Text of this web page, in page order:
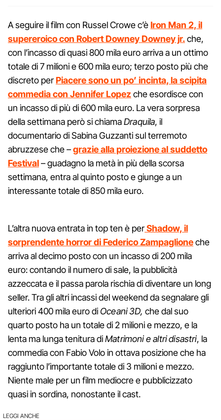
A seguire il film con Russel Crowe c’èIron Man 2, il
supereroico con Robert Downey Downey jr.che,
con l’incasso di quasi 800 mila euro arriva a un ottimo
totale di 7 milioni e 600 mila euro; terzo posto più che
discreto perPiacere sono un po’ incinta, la scipita
commedia con Jennifer Lopez che esordisce con
un incasso di più di 600 mila euro. La vera sorpresa
della settimana però si chiamaDraquila, il
documentario di Sabina Guzzanti sul terremoto
abruzzese che –grazie alla proiezione al suddetto
Festival– guadagno la metà in più della scorsa
settimana, entra al quinto posto e giunge a un
interessante totale di 850 mila euro.
L’altra nuova entrata in top ten è perShadow, il
sorprendente horror di Federico Zampaglioneche
arriva al decimo posto con un incasso di 200 mila
euro: contando il numero di sale, la pubblicità
azzeccata e il passa parola rischia di diventare un long
seller. Tra gli altri incassi del weekend da segnalare gli
ulteriori 400 mila euro diOceani 3D, che dal suo
quarto posto ha un totale di 2 milioni e mezzo, e la
lenta ma lunga tenitura diMatrimoni e altri disastri, la
commedia con Fabio Volo in ottava posizione che ha
raggiunto l’importante totale di 3 milioni e mezzo.
Niente male per un film mediocre e pubblicizzato
quasi in sordina, nonostante il cast.
LEGGI ANCHE